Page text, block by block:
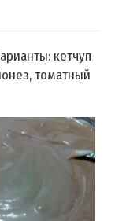
кетчуп
томатный